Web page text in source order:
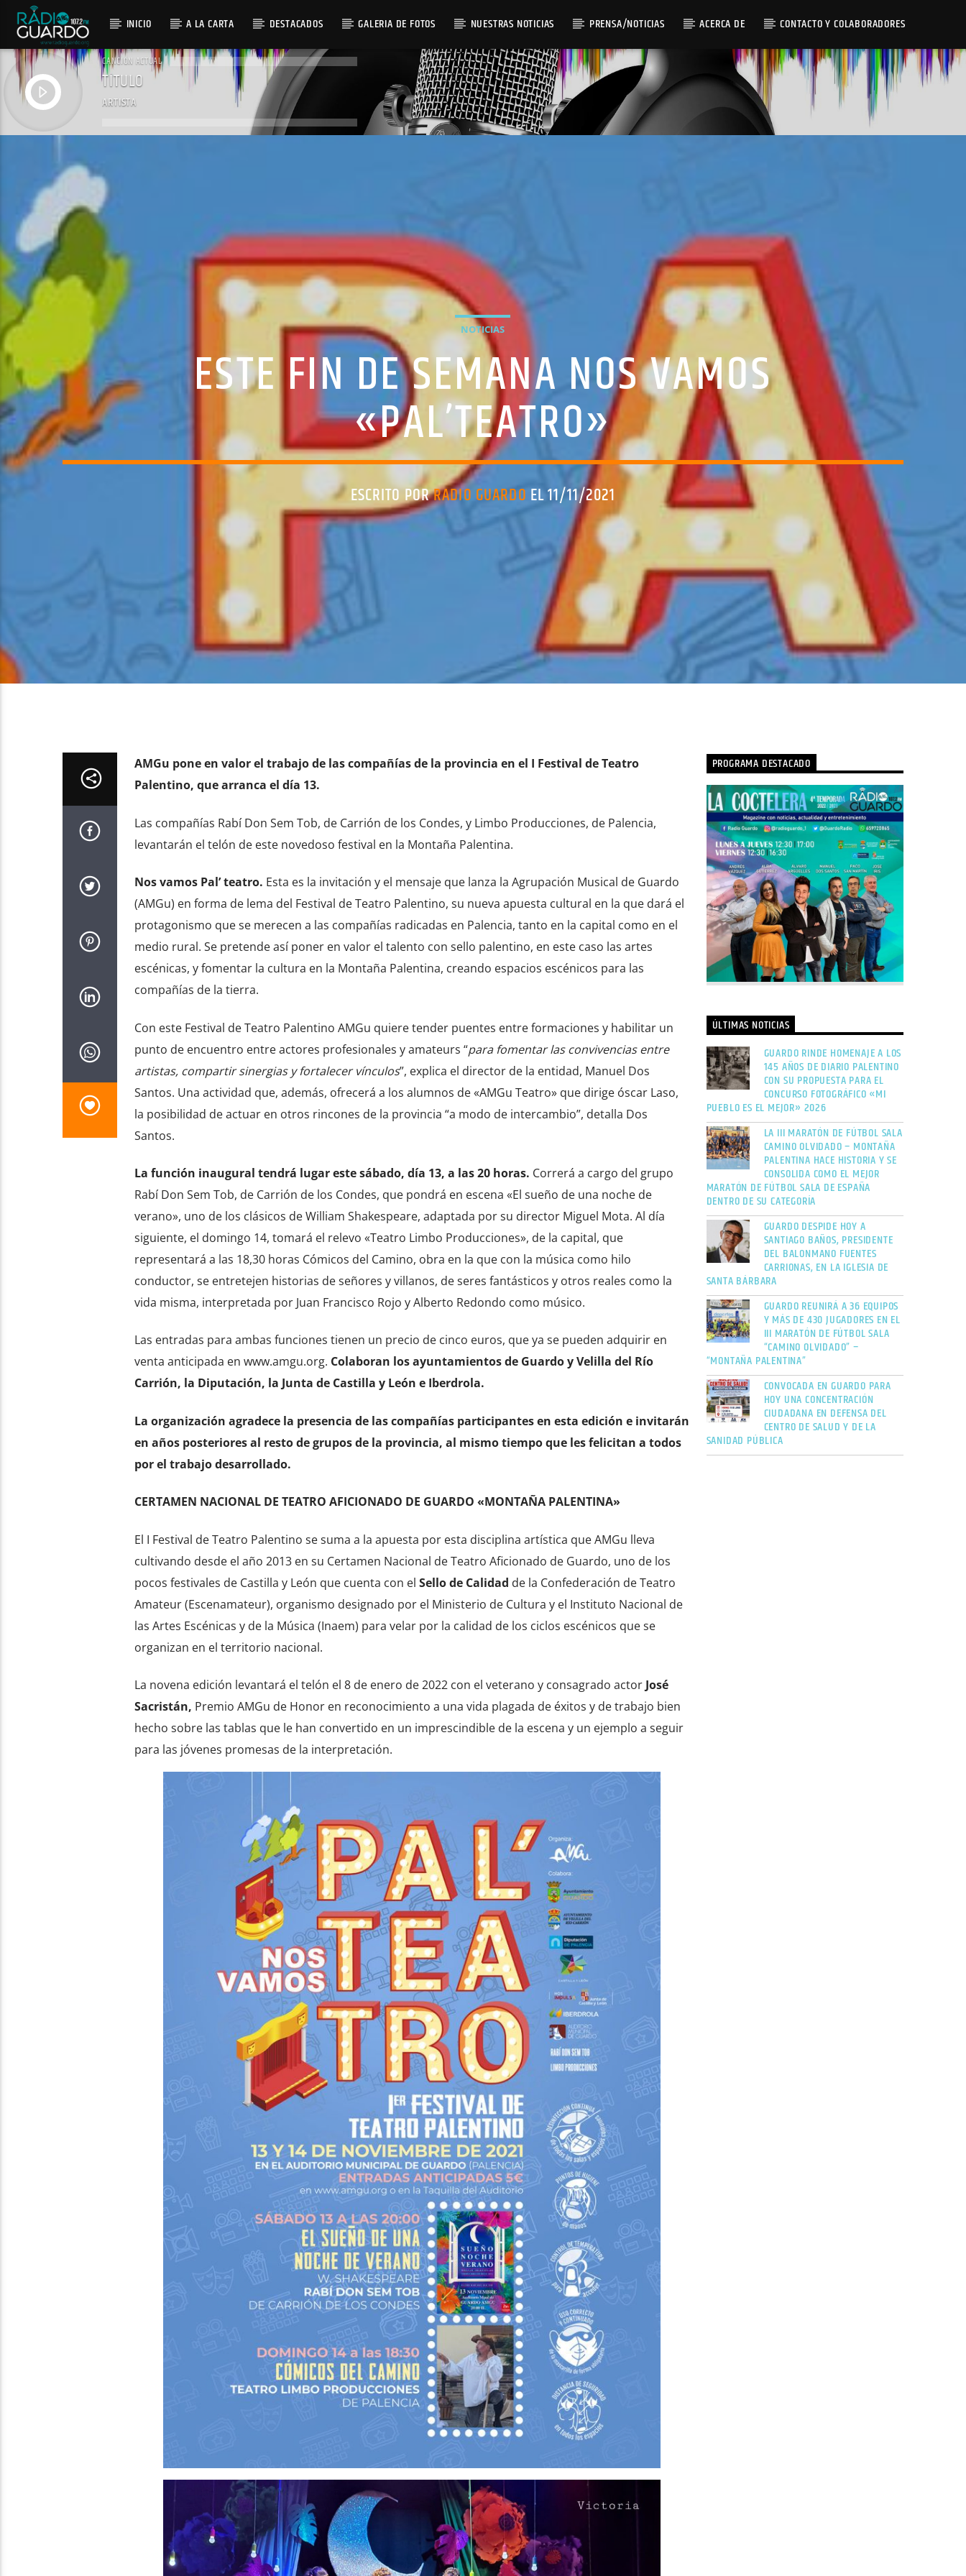
INICIO A LA CARTA DESTACADOS GALERIA DE FOTOS NUESTRAS NOTICIAS PRENSA/NOTICIAS ACERCA DE CONTACTO Y COLABORADORES
CANCIÓN ACTUAL
TÍTULO
ARTISTA
NOTICIAS
ESTE FIN DE SEMANA NOS VAMOS
«PAL’TEATRO»
ESCRITO PORRADIO GUARDO EL 11/11/2021
AMGu pone en valor el trabajo de las compañías de la provincia en el I Festival de Teatro
Palentino, que arranca el día 13.
Las compañías Rabí Don Sem Tob, de Carrión de los Condes, y Limbo Producciones, de Palencia,
levantarán el telón de este novedoso festival en la Montaña Palentina.
Nos vamos Pal’ teatro. Esta es la invitación y el mensaje que lanza la Agrupación Musical de Guardo
(AMGu) en forma de lema del Festival de Teatro Palentino, su nueva apuesta cultural en la que dará el
protagonismo que se merecen a las compañías radicadas en Palencia, tanto en la capital como en el
medio rural. Se pretende así poner en valor el talento con sello palentino, en este caso las artes
escénicas, y fomentar la cultura en la Montaña Palentina, creando espacios escénicos para las
compañías de la tierra.
Con este Festival de Teatro Palentino AMGu quiere tender puentes entre formaciones y habilitar un
punto de encuentro entre actores profesionales y amateurs “para fomentar las convivencias entre
artistas, compartir sinergias y fortalecer vínculos”, explica el director de la entidad, Manuel Dos
Santos. Una actividad que, además, ofrecerá a los alumnos de «AMGu Teatro» que dirige óscar Laso,
la posibilidad de actuar en otros rincones de la provincia “a modo de intercambio”, detalla Dos
Santos.
La función inaugural tendrá lugar este sábado, día 13, a las 20 horas. Correrá a cargo del grupo
Rabí Don Sem Tob, de Carrión de los Condes, que pondrá en escena «El sueño de una noche de
verano», uno de los clásicos de William Shakespeare, adaptada por su director Miguel Mota. Al día
siguiente, el domingo 14, tomará el relevo «Teatro Limbo Producciones», de la capital, que
representará a las 18,30 horas Cómicos del Camino, obra en la que con la música como hilo
conductor, se entretejen historias de señores y villanos, de seres fantásticos y otros reales como la
vida misma, interpretada por Juan Francisco Rojo y Alberto Redondo como músico.
Las entradas para ambas funciones tienen un precio de cinco euros, que ya se pueden adquirir en
venta anticipada en www.amgu.org. Colaboran los ayuntamientos de Guardo y Velilla del Río
Carrión, la Diputación, la Junta de Castilla y León e Iberdrola.
La organización agradece la presencia de las compañías participantes en esta edición e invitarán
en años posteriores al resto de grupos de la provincia, al mismo tiempo que les felicitan a todos
por el trabajo desarrollado.
CERTAMEN NACIONAL DE TEATRO AFICIONADO DE GUARDO «MONTAÑA PALENTINA»
El I Festival de Teatro Palentino se suma a la apuesta por esta disciplina artística que AMGu lleva
cultivando desde el año 2013 en su Certamen Nacional de Teatro Aficionado de Guardo, uno de los
pocos festivales de Castilla y León que cuenta con el Sello de Calidad de la Confederación de Teatro
Amateur (Escenamateur), organismo designado por el Ministerio de Cultura y el Instituto Nacional de
las Artes Escénicas y de la Música (Inaem) para velar por la calidad de los ciclos escénicos que se
organizan en el territorio nacional.
La novena edición levantará el telón el 8 de enero de 2022 con el veterano y consagrado actor José
Sacristán, Premio AMGu de Honor en reconocimiento a una vida plagada de éxitos y de trabajo bien
hecho sobre las tablas que le han convertido en un imprescindible de la escena y un ejemplo a seguir
para las jóvenes promesas de la interpretación.
PROGRAMA DESTACADO
ÚLTIMAS NOTICIAS
GUARDO RINDE HOMENAJE A LOS
145 AÑOS DE DIARIO PALENTINO
CON SU PROPUESTA PARA EL
CONCURSO FOTOGRÁFICO «MI
PUEBLO ES EL MEJOR» 2026
LA III MARATÓN DE FÚTBOL SALA
CAMINO OLVIDADO – MONTAÑA
PALENTINA HACE HISTORIA Y SE
CONSOLIDA COMO EL MEJOR
MARATÓN DE FÚTBOL SALA DE ESPAÑA
DENTRO DE SU CATEGORÍA
GUARDO DESPIDE HOY A
SANTIAGO BAÑOS, PRESIDENTE
DEL BALONMANO FUENTES
CARRIONAS, EN LA IGLESIA DE
SANTA BÁRBARA
GUARDO REUNIRÁ A 36 EQUIPOS
Y MÁS DE 430 JUGADORES EN EL
III MARATÓN DE FÚTBOL SALA
“CAMINO OLVIDADO” –
“MONTAÑA PALENTINA”
CONVOCADA EN GUARDO PARA
HOY UNA CONCENTRACIÓN
CIUDADANA EN DEFENSA DEL
CENTRO DE SALUD Y DE LA
SANIDAD PÚBLICA